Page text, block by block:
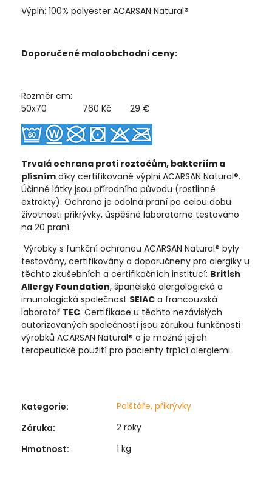
Výplň: 100% polyester ACARSAN Natural®
Doporučené maloobchodní ceny:
Rozměr cm:
50x70
760 Kč 29 €
Trvalá ochrana proti roztočům, bakteriím a
plísním díky certifikované výplni ACARSAN Natural®.
Účinné látky jsou přírodního původu (rostlinné
extrakty). Ochrana je odolná praní po celou dobu
životnosti přikrývky, úspěšně laboratorně testováno
na 20 praní.
Výrobky s funkční ochranou ACARSAN Natural® byly
testovány, certifikovány a doporučneny pro alergiky u
těchto zkušebních a certifikačních institucí: British
Allergy Foundation, španělská alergologická a
imunologická společnost SEIAC a francouzská
laboratoř TEC. Certifikace u těchto nezávislých
autorizovaných společností jsou zárukou funkčnosti
výrobků ACARSAN Natural® a je možné jejich
terapeutické použití pro pacienty trpící alergiemi.
Kategorie:
Polštáře, přikrývky
Záruka:
2 roky
Hmotnost: 1 kg